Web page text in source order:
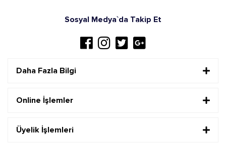
Sosyal Medya`da Takip Et
Daha Fazla Bilgi
Online İşlemler
Üyelik İşlemleri